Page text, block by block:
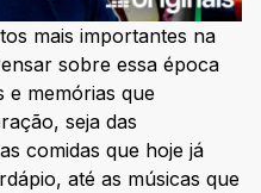
mais importantes na
sobre essa época
e memórias que
seja das
comidas que hoje já
até as músicas que